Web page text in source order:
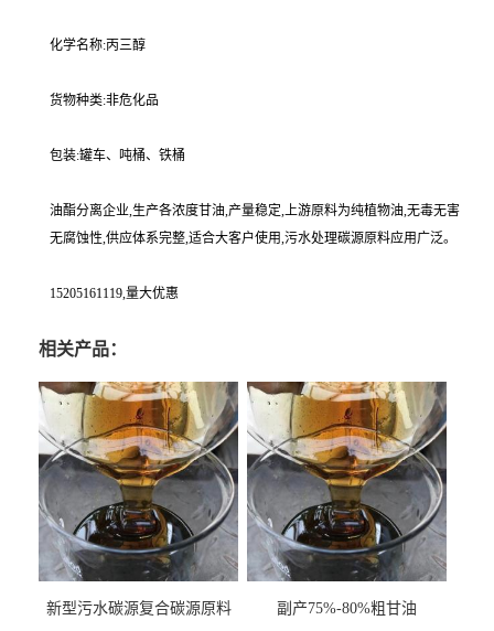
化学名称:丙三醇
货物种类:非危化品
包装:罐车、吨桶、铁桶
油酯分离企业,生产各浓度甘油,产量稳定,上游原料为纯植物油,无毒无害
无腐蚀性,供应体系完整,适合大客户使用,污水处理碳源原料应用广泛。
15205161119,量大优惠
相关产品：
新型污水碳源复合碳源原料
副产75%-80%粗甘油